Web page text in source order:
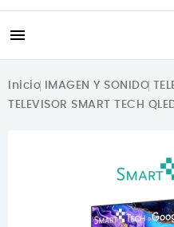

Inicio IMAGEN Y SONIDO
TELEVISOR SMART TECH